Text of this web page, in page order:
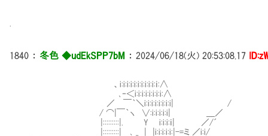
1840 ： 冬色 ◆udEkSPP7bM ： 2024/06/18(火) 20:53:08.17
Ⅵ、i:i:i:i:i:i:i:i:i:i:ｉ:∧
Ⅵ､‐＜i:i:i:i:i:i:i:i:∧
／Ⅵ￣｀＼i:i:i:i:i:i:i:i| /
/ ⌒|￣｀ヽ ∨:i:i:i:i:i| ＿／
|:::::::::|. Y Ⅵi:i:i:ｉ| ／/´
|:::::::::| ､ _ | |i:i:i:i:i:|-=ミ ／i:i/